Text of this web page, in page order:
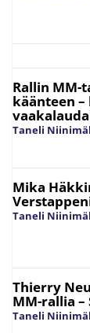
Rallin MM-
käänteen
Taneli
Mika
Taneli
Thierry
MM-rallia
Taneli